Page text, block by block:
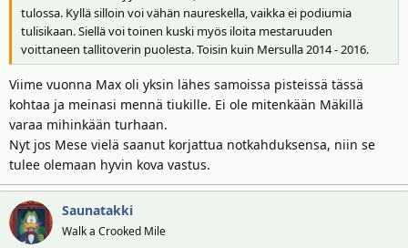
tulossa. Kyllä silloin voi vähän naureskella, vaikka ei podiumia
tulisikaan. Siellä voi toinen kuski myös iloita mestaruuden
voittaneen tallitoverin puolesta. Toisin kuin Mersulla 2014 - 2016.
Viime vuonna Max oli yksin lähes samoissa pisteissä tässä
kohtaa ja meinasi mennä tiukille. Ei ole mitenkään Mäkillä
varaa mihinkään turhaan.
Nyt jos Mese vielä saanut korjattua notkahduksensa, niin se
tulee olemaan hyvin kova vastus.
Saunatakki
Walk a Crooked Mile